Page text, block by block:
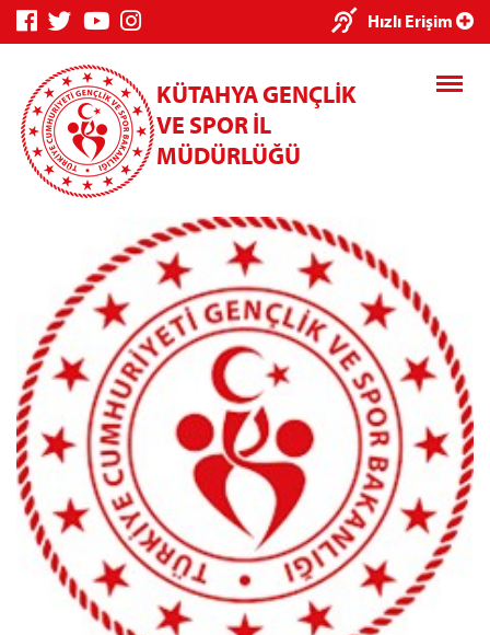
Hızlı Erişim
KÜTAHYA GENÇLİK
VE SPOR İL
MÜDÜRLÜĞÜ
×
Genç Bilgi
Sistemi
Spor Bilgi
Sistemi
Kredi/Yurt
İşlemleri
Kredi/Yurt E-
Ödeme